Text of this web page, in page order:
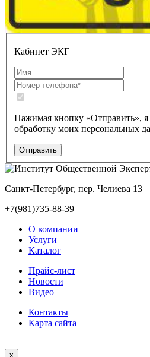
Кабинет ЭКГ
Нажимая кнопку «Отправить», я
обработку моих персональных
Санкт-Петербург, пер. Челиева 13
+7(981)735-88-39
О компании
Услуги
Каталог
Прайс-лист
Новости
Видео
Контакты
Карта сайта
x